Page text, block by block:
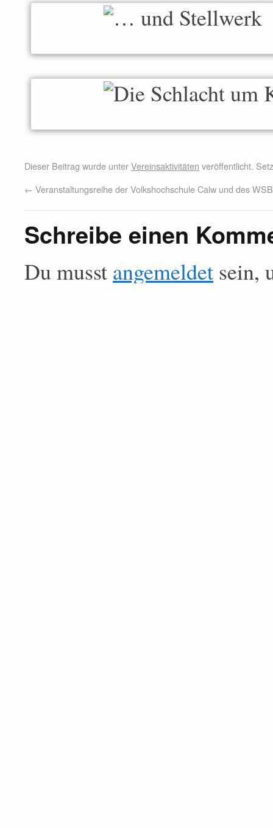
Dieser Beitrag wurde unterVereinsaktivitäten veröffentlicht.
← Veranstaltungsreihe der Volkshochschule Calw und des WSB
Schreibe einen
Du musst angemeldet sein,